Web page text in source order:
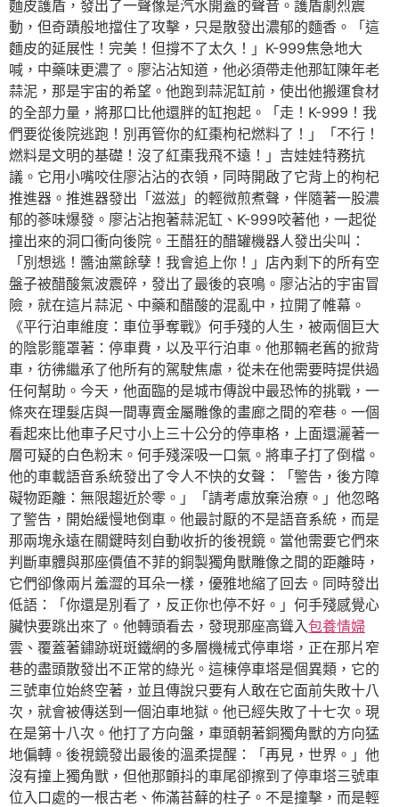
麵皮護盾，發出了一聲像是汽水開蓋的聲音。護盾劇烈震
動，但奇蹟般地擋住了攻擊，只是散發出濃郁的麵香。「這
麵皮的延展性！完美！但撐不了太久！」K-999焦急地大
喊，中藥味更濃了。廖沾沾知道，他必須帶走他那缸陳年老
蒜泥，那是宇宙的希望。他跑到蒜泥缸前，使出他搬運食材
的全部力量，將那口比他還胖的缸抱起。「走！K-999！我
們要從後院逃跑！別再管你的紅棗枸杞燃料了！」「不行！
燃料是文明的基礎！沒了紅棗我飛不遠！」吉娃娃特務抗
議。它用小嘴咬住廖沾沾的衣領，同時開啟了它背上的枸杞
推進器。推進器發出「滋滋」的輕微煎煮聲，伴隨著一股濃
郁的蔘味爆發。廖沾沾抱著蒜泥缸、K-999咬著他，一起從
撞出來的洞口衝向後院。王醋狂的醋罐機器人發出尖叫：
「別想逃！醬油黨餘孽！我會追上你！」店內剩下的所有空
盤子被醋酸氣波震碎，發出了最後的哀鳴。廖沾沾的宇宙冒
險，就在這片蒜泥、中藥和醋酸的混亂中，拉開了帷幕。
《平行泊車維度：車位爭奪戰》何手殘的人生，被兩個巨大
的陰影籠罩著：停車費，以及平行泊車。他那輛老舊的掀背
車，彷彿繼承了他所有的駕駛焦慮，從未在他需要時提供過
任何幫助。今天，他面臨的是城市傳說中最恐怖的挑戰，一
條夾在理髮店與一間專賣金屬雕像的畫廊之間的窄巷。一個
看起來比他車子尺寸小上三十公分的停車格，上面還灑著一
層可疑的白色粉末。何手殘深吸一口氣。將車子打了倒檔。
他的車載語音系統發出了令人不快的女聲：「警告，後方障
礙物距離：無限趨近於零。」「請考慮放棄治療。」他忽略
了警告，開始緩慢地倒車。他最討厭的不是語音系統，而是
那兩塊永遠在關鍵時刻自動收折的後視鏡。當他需要它們來
判斷車體與那座價值不菲的銅製獨角獸雕像之間的距離時，
它們卻像兩片羞澀的耳朵一樣，優雅地縮了回去。同時發出
低語：「你還是別看了，反正你也停不好。」何手殘感覺心
臟快要跳出來了。他轉頭看去，發現那座高聳入包養情婦
雲、覆蓋著鏽跡斑斑鐵網的多層機械式停車塔，正在那片窄
巷的盡頭散發出不正常的綠光。這棟停車塔是個異類，它的
三號車位始終空著，並且傳說只要有人敢在它面前失敗十八
次，就會被傳送到一個泊車地獄。他已經失敗了十七次。現
在是第十八次。他打了方向盤，車頭朝著銅獨角獸的方向猛
地偏轉。後視鏡發出最後的溫柔提醒：「再見，世界。」他
沒有撞上獨角獸，但他那顫抖的車尾卻擦到了停車塔三號車
位入口處的一根古老、佈滿苔蘚的柱子。不是撞擊，而是輕